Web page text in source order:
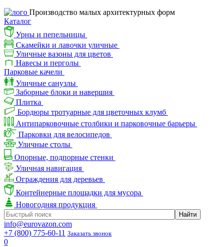
Производство малых архитектурных форм
Каталог
Урны и пепельницы
Скамейки и лавочки уличные
Уличные вазоны для цветов
Навесы и перголы
Парковые качели
Уличные санузлы
Заборные блоки и навершия
Плитка
Бордюры тротуарные для цветочных клумб
Антипарковочные столбики и парковочные барьеры
Парковки для велосипедов
Уличные столы
Опорные, подпорные стенки
Уличная навигация
Ограждения для деревьев
Контейнерные площадки для мусора
Новогодняя продукция
info@eurovazon.com
+7 (800) 775-60-11 Заказать звонок
0